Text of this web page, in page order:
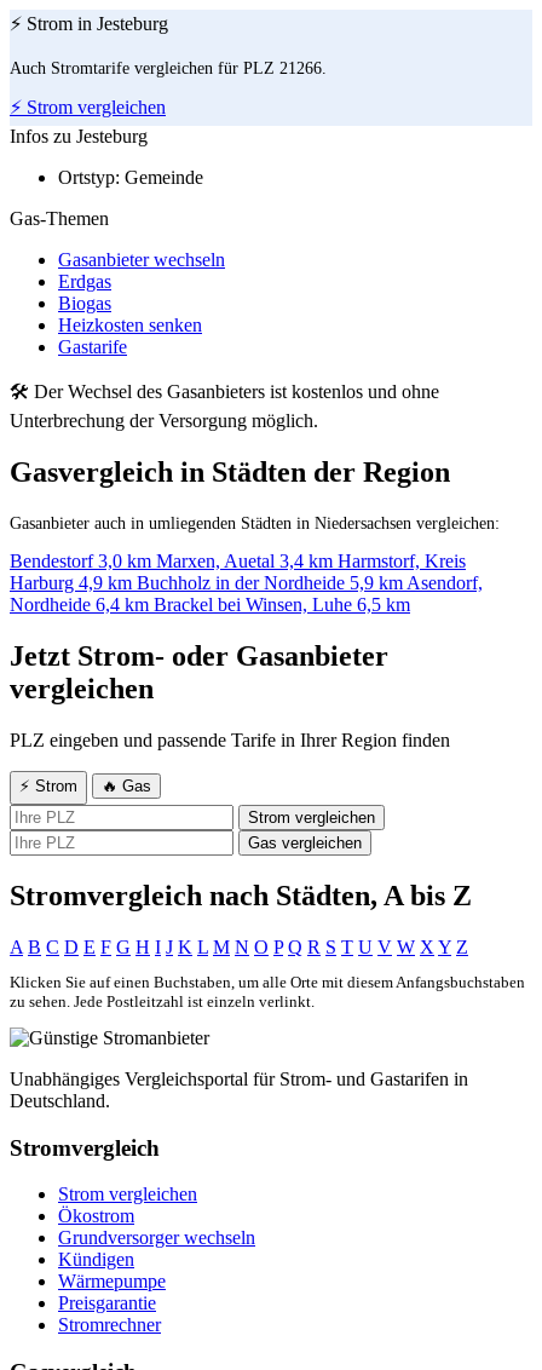
⚡ Strom in Jesteburg
Auch Stromtarife vergleichen für PLZ 21266.
⚡ Strom vergleichen
Infos zu Jesteburg
Ortstyp: Gemeinde
Gas-Themen
Gasanbieter wechseln
Erdgas
Biogas
Heizkosten senken
Gastarife
🛠 Der Wechsel des Gasanbieters ist kostenlos und ohne
Unterbrechung der Versorgung möglich.
Gasvergleich in Städten der Region
Gasanbieter auch in umliegenden Städten in Niedersachsen vergleichen:
Bendestorf3,0 km Marxen, Auetal 3,4 km Harmstorf, Kreis
Harburg 4,9 km Buchholz in der Nordheide 5,9 km Asendorf,
Nordheide 6,4 km Brackel bei Winsen, Luhe 6,5 km
Jetzt Strom- oder Gasanbieter
vergleichen
PLZ eingeben und passende Tarife in Ihrer Region finden
⚡ Strom
🔥 Gas
Strom vergleichen
Gas vergleichen
Stromvergleich nach Städten, A bis Z
A B C D E F G H I J K L M N O P Q R S T U V W X Y Z
Klicken Sie auf einen Buchstaben, um alle Orte mit diesem Anfangsbuchstaben
zu sehen. Jede Postleitzahl ist einzeln verlinkt.
Unabhängiges Vergleichsportal für Strom- und Gastarifen in
Deutschland.
Stromvergleich
Strom vergleichen
Ökostrom
Grundversorger wechseln
Kündigen
Wärmepumpe
Preisgarantie
Stromrechner